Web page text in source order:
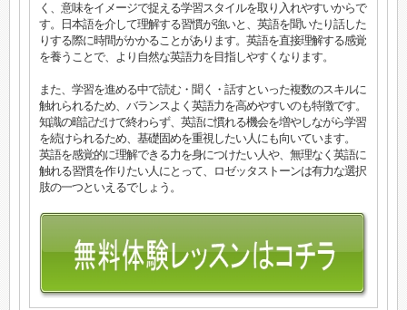
く、意味をイメージで捉える学習スタイルを取り入れやすいからで
す。日本語を介して理解する習慣が強いと、英語を聞いたり話した
りする際に時間がかかることがあります。英語を直接理解する感覚
を養うことで、より自然な英語力を目指しやすくなります。
また、学習を進める中で読む・聞く・話すといった複数のスキルに
触れられるため、バランスよく英語力を高めやすいのも特徴です。
知識の暗記だけで終わらず、英語に慣れる機会を増やしながら学習
を続けられるため、基礎固めを重視したい人にも向いています。
英語を感覚的に理解できる力を身につけたい人や、無理なく英語に
触れる習慣を作りたい人にとって、ロゼッタストーンは有力な選択
肢の一つといえるでしょう。